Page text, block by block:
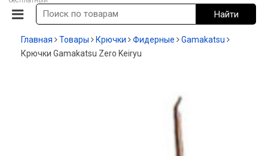
Главная Товары Крючки Фидерные
Gamakatsu
Крючки Gamakatsu Zero Keiryu